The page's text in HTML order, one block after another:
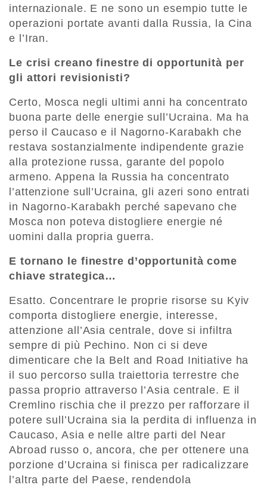
internazionale. E ne sono un esempio tutte le
operazioni portate avanti dalla Russia, la Cina
e l’Iran.
Le crisi creano finestre di opportunità per
gli attori revisionisti?
Certo, Mosca negli ultimi anni ha concentrato
buona parte delle energie sull’Ucraina. Ma ha
perso il Caucaso e il Nagorno-Karabakh che
restava sostanzialmente indipendente grazie
alla protezione russa, garante del popolo
armeno. Appena la Russia ha concentrato
l’attenzione sull’Ucraina, gli azeri sono entrati
in Nagorno-Karabakh perché sapevano che
Mosca non poteva distogliere energie né
uomini dalla propria guerra.
E tornano le finestre d’opportunità come
chiave strategica…
Esatto. Concentrare le proprie risorse su Kyiv
comporta distogliere energie, interesse,
attenzione all’Asia centrale, dove si infiltra
sempre di più Pechino. Non ci si deve
dimenticare che la Belt and Road Initiative ha
il suo percorso sulla traiettoria terrestre che
passa proprio attraverso l’Asia centrale. E il
Cremlino rischia che il prezzo per rafforzare il
potere sull’Ucraina sia la perdita di influenza in
Caucaso, Asia e nelle altre parti del Near
Abroad russo o, ancora, che per ottenere una
porzione d’Ucraina si finisca per radicalizzare
l’altra parte del Paese, rendendola